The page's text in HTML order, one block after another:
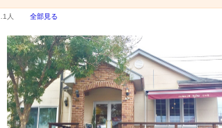
1人 全部見る